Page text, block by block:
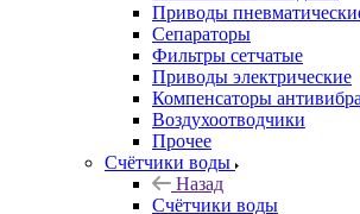
Приводы
Сепараторы
Фильтры сетчатые
Приводы электрические
Компенсаторы
Воздухоотводчики
Прочее
Счётчики воды
Назад
Счётчики воды